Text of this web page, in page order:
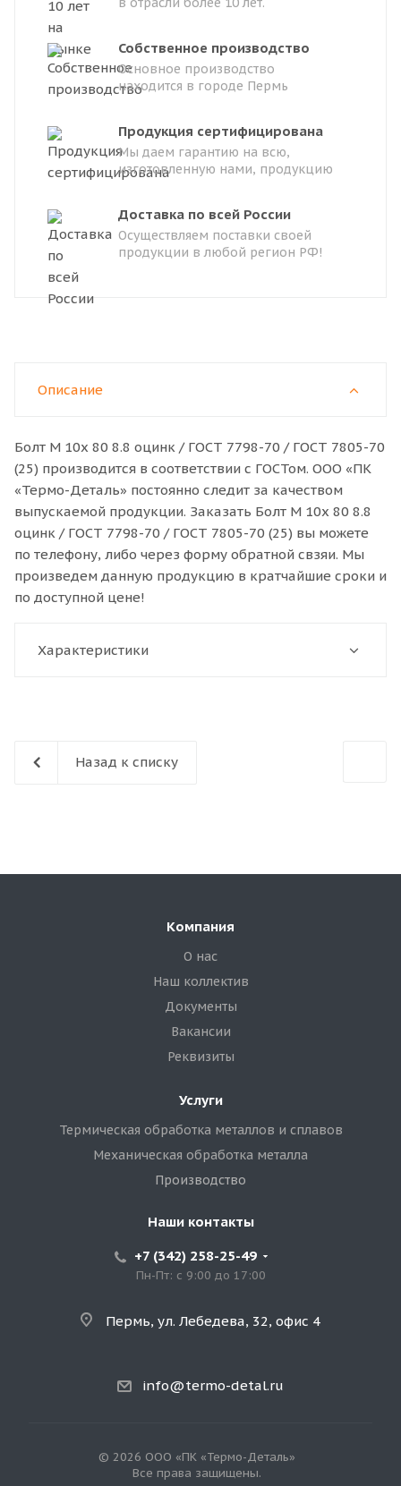
Собственное производство
Основное производство
находится в городе Пермь
Продукция сертифицирована
Мы даем гарантию на всю,
изготовленную нами, продукцию
Доставка по всей России
Осуществляем поставки своей
продукции в любой регион РФ!
Описание
Болт M 10x 80 8.8 оцинк / ГОСТ 7798-70 / ГОСТ 7805-70
(25) производится в соответствии с ГОСТом. ООО «ПК
«Термо-Деталь» постоянно следит за качеством
выпускаемой продукции. Заказать Болт M 10x 80 8.8
оцинк / ГОСТ 7798-70 / ГОСТ 7805-70 (25) вы можете
по телефону, либо через форму обратной свзяи. Мы
произведем данную продукцию в кратчайшие сроки и
по доступной цене!
Характеристики
Назад к списку
Компания
О нас
Наш коллектив
Документы
Вакансии
Реквизиты
Услуги
Термическая обработка металлов и сплавов
Механическая обработка металла
Производство
Наши контакты
+7 (342) 258-25-49
Пн-Пт: с 9:00 до 17:00
Пермь, ул. Лебедева, 32, офис 4
info@termo-detal.ru
© 2026 ООО «ПК «Термо-Деталь»
Все права защищены.